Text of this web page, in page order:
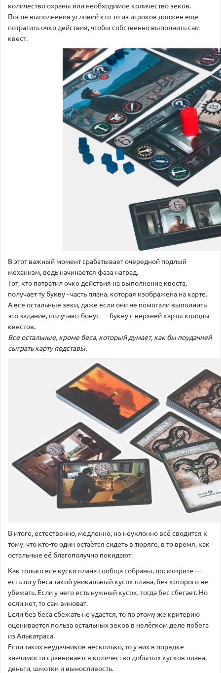
количество охраны или необходимое количество зеков.
После выполнения условий кто-то из игроков должен еще
потратить очко действия, чтобы собственно выполнить сам
квест.
В этот важный момент срабатывает очередной подлый
механизм, ведь начинается фаза наград.
Тот, кто потратил очко действия на выполнение квеста,
получает ту букву - часть плана, которая изображена на карте.
А все остальные зеки, даже если они не помогали выполнить
это задание, получают бонус — букву с верхней карты колоды
квестов.
Все остальные, кроме беса, который думает, как бы поудачней
сыграть карту подставы.
В итоге, естественно, медленно, но неуклонно всё сводится к
тому, что кто-то один остаётся сидеть в тюряге, в то время, как
остальные её благополучно покидают.
Как только все куски плана сообща собраны, посмотрите —
есть ли у беса такой уникальный кусок плана, без которого не
убежать. Если у него есть нужный кусок, тогда бес сбегает. Но
если нет, то сам виноват.
Если без беса сбежать не удастся, то по этому же критерию
оценивается польза остальных зеков в нелёгком деле побега
из Алькатраса.
Если таких неудачников несколько, то у них в порядке
значимости сравнивается количество добытых кусков плана,
деньги, шмотки и выносливость.